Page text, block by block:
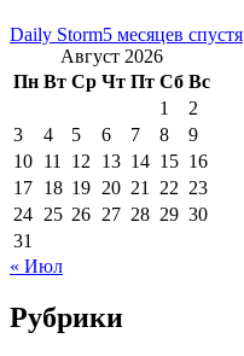
Daily Storm5 месяцев спустя
Август 2026
Пн Вт Ср Чт Пт Сб Вс
1
2
3
4 5 6 7 8
9
10 11 12 13 14 15 16
17 18 19 20 21 22 23
24 25 26 27 28 29 30
31
« Июл
Рубрики